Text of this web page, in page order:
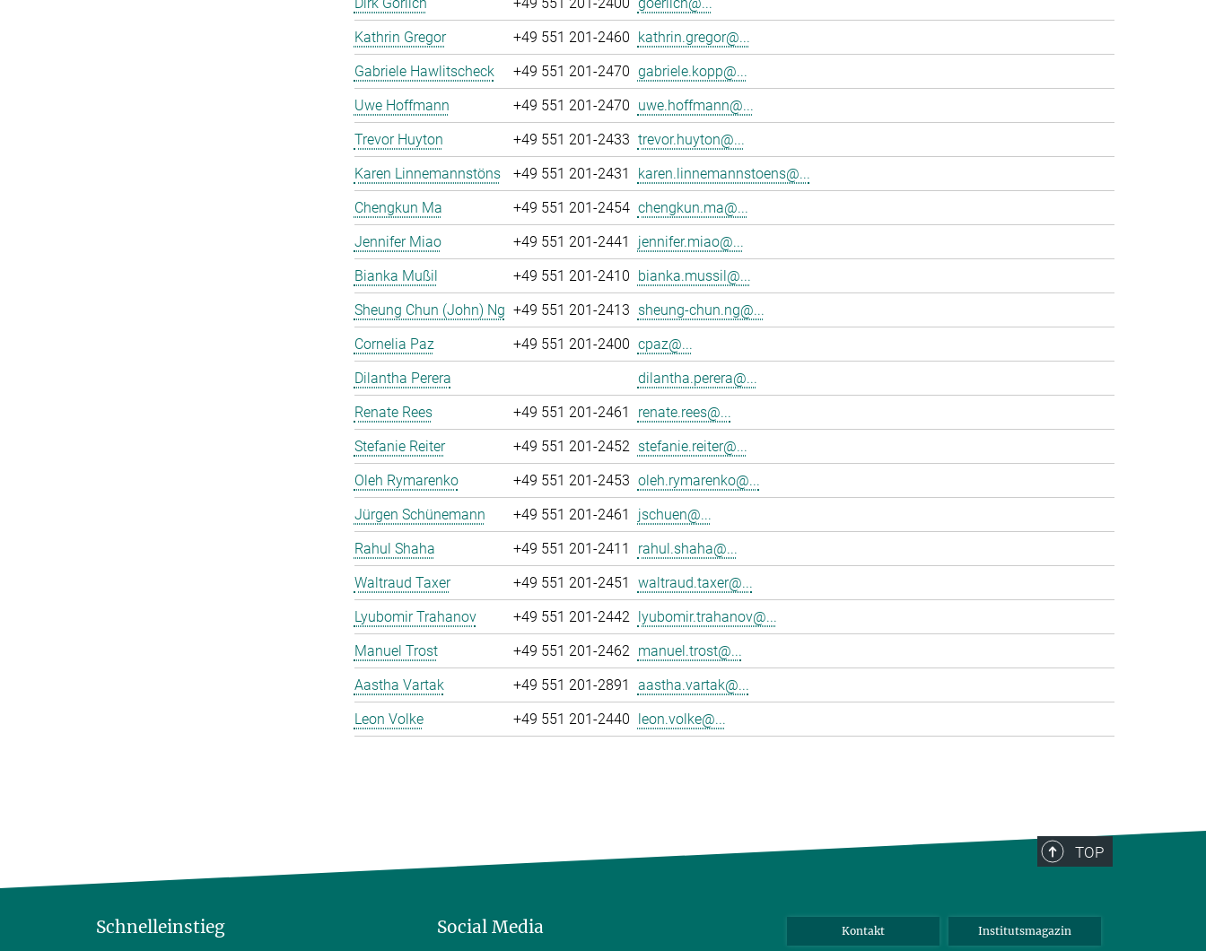
Kathrin Gregor
+49 551 201-2460 kathrin.gregor@...
Gabriele Hawlitscheck
+49 551 201-2470 gabriele.kopp@...
Uwe Hoffmann
+49 551 201-2470 uwe.hoffmann@...
Trevor Huyton
+49 551 201-2433 trevor.huyton@...
Karen Linnemannstöns
+49 551 201-2431
karen.linnemannstoens@...
Chengkun Ma
+49 551 201-2454 chengkun.ma@...
Jennifer Miao
+49 551 201-2441
jennifer.miao@...
Bianka Mußil
+49 551 201-2410 bianka.mussil@...
Sheung Chun (John) Ng +49 551 201-2413 sheung-chun.ng@...
Cornelia Paz
+49 551 201-2400 cpaz@...
Dilantha Perera
dilantha.perera@...
Renate Rees
+49 551 201-2461
renate.rees@...
Stefanie Reiter
+49 551 201-2452 stefanie.reiter@...
Oleh Rymarenko
+49 551 201-2453 oleh.rymarenko@...
Jürgen Schünemann
+49 551 201-2461
jschuen@...
Rahul Shaha
+49 551 201-2411
rahul.shaha@...
Waltraud Taxer
+49 551 201-2451
waltraud.taxer@...
Lyubomir Trahanov
+49 551 201-2442 lyubomir.trahanov@...
Manuel Trost
+49 551 201-2462 manuel.trost@...
Aastha Vartak
+49 551 201-2891
aastha.vartak@...
Leon Volke
+49 551 201-2440 leon.volke@...
TOP
Schnelleinstieg Social Media Kontakt Institutsmagazin